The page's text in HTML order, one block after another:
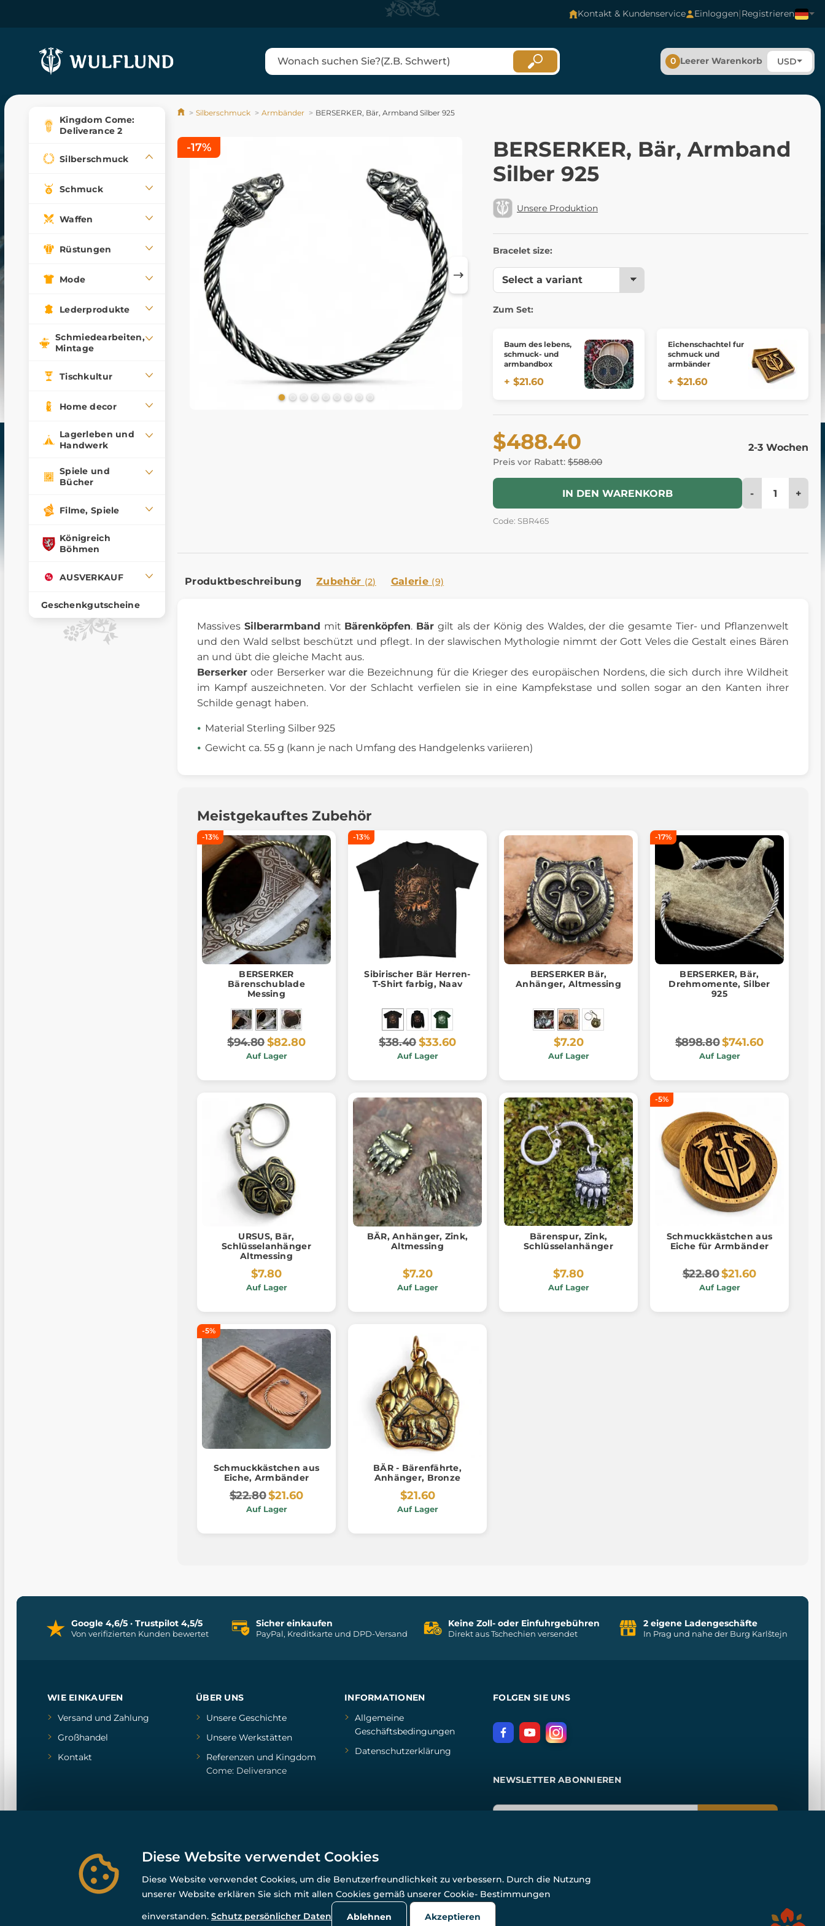
Kontakt & Kundenservice Einloggen|Registrieren
0 Leerer Warenkorb USD
Kingdom Come:
Deliverance 2
Silberschmuck
Schmuck
Waffen
Rüstungen
Mode
Lederprodukte
Schmiedearbeiten,
Mintage
Tischkultur
Home decor
Lagerleben und
Handwerk
Spiele und
Bücher
Filme, Spiele
Königreich
Böhmen
AUSVERKAUF
Geschenkgutscheine
Silberschmuck Armbänder BERSERKER, Bär, Armband Silber 925
BERSERKER, Bär, Armband
Silber 925
Unsere Produktion
Bracelet size:
Zum Set:
Baum des lebens,
schmuck- und
armbandbox
+ $21.60
Eichenschachtel fur
schmuck und
armbänder
+ $21.60
$488.40
Preis vor Rabatt: $588.00
2-3 Wochen
IN DEN WARENKORB - +
Code: SBR465
-17%
Produktbeschreibung Zubehör (2) Galerie (9)
Massives Silberarmband mit Bärenköpfen. Bär gilt als der König des Waldes, der die gesamte Tier- und Pflanzenwelt
und den Wald selbst beschützt und pflegt. In der slawischen Mythologie nimmt der Gott Veles die Gestalt eines Bären
an und übt die gleiche Macht aus.
Berserker oder Berserker war die Bezeichnung für die Krieger des europäischen Nordens, die sich durch ihre Wildheit
im Kampf auszeichneten. Vor der Schlacht verfielen sie in eine Kampfekstase und sollen sogar an den Kanten ihrer
Schilde genagt haben.
Material Sterling Silber 925
Gewicht ca. 55 g (kann je nach Umfang des Handgelenks variieren)
Meistgekauftes Zubehör
-13%
BERSERKER
Bärenschublade
Messing
$94.80$82.80
Auf Lager
-13%
Sibirischer Bär Herren-
T-Shirt farbig, Naav
$38.40$33.60
Auf Lager
BERSERKER Bär,
Anhänger, Altmessing
$7.20
Auf Lager
-17%
BERSERKER, Bär,
Drehmomente, Silber
925
$898.80$741.60
Auf Lager
URSUS, Bär,
Schlüsselanhänger
Altmessing
$7.80
Auf Lager
BÄR, Anhänger, Zink,
Altmessing
$7.20
Auf Lager
Bärenspur, Zink,
Schlüsselanhänger
$7.80
Auf Lager
-5%
Schmuckkästchen aus
Eiche für Armbänder
$22.80$21.60
Auf Lager
-5%
Schmuckkästchen aus
Eiche, Armbänder
$22.80$21.60
Auf Lager
BÄR - Bärenfährte,
Anhänger, Bronze
$21.60
Auf Lager
Google 4,6/5 · Trustpilot 4,5/5
Von verifizierten Kunden bewertet
Sicher einkaufen
PayPal, Kreditkarte und DPD-Versand
Keine Zoll- oder Einfuhrgebühren
Direkt aus Tschechien versendet
2 eigene Ladengeschäfte
In Prag und nahe der Burg Karlštejn
WIE EINKAUFEN
Versand und Zahlung
Großhandel
Kontakt
ÜBER UNS
Unsere Geschichte
Unsere Werkstätten
Referenzenund Kingdom
Come: Deliverance
INFORMATIONEN
Allgemeine
Geschäftsbedingungen
Datenschutzerklärung
FOLGEN SIE UNS
NEWSLETTER ABONNIEREN
© Alle Rechte vorbehalten. www.wulflund.de 2007-2026.
Powered by
Simplia.cz , protected by reCAPTCHA.
Diese Website verwendet Cookies
Diese Website verwendet Cookies, um die Benutzerfreundlichkeit zu verbessern. Durch die Nutzung
unserer Website erklären Sie sich mit allen Cookies gemäß unserer Cookie- Bestimmungen
einverstanden. Schutz persönlicher Daten Ablehnen Akzeptieren